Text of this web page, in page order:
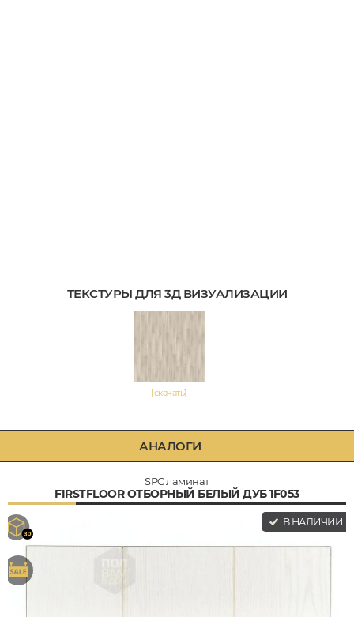
ТЕКСТУРЫ ДЛЯ 3Д ВИЗУАЛИЗАЦИИ
[скачать]
АНАЛОГИ
SPC ламинат
FIRSTFLOOR ОТБОРНЫЙ БЕЛЫЙ ДУБ 1F053
В НАЛИЧИИ